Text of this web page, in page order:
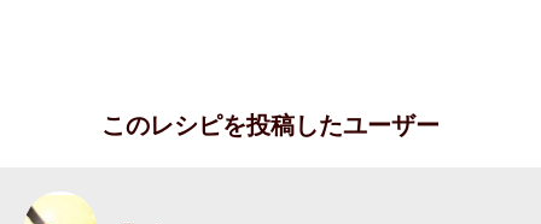
このレシピを投稿したユーザー